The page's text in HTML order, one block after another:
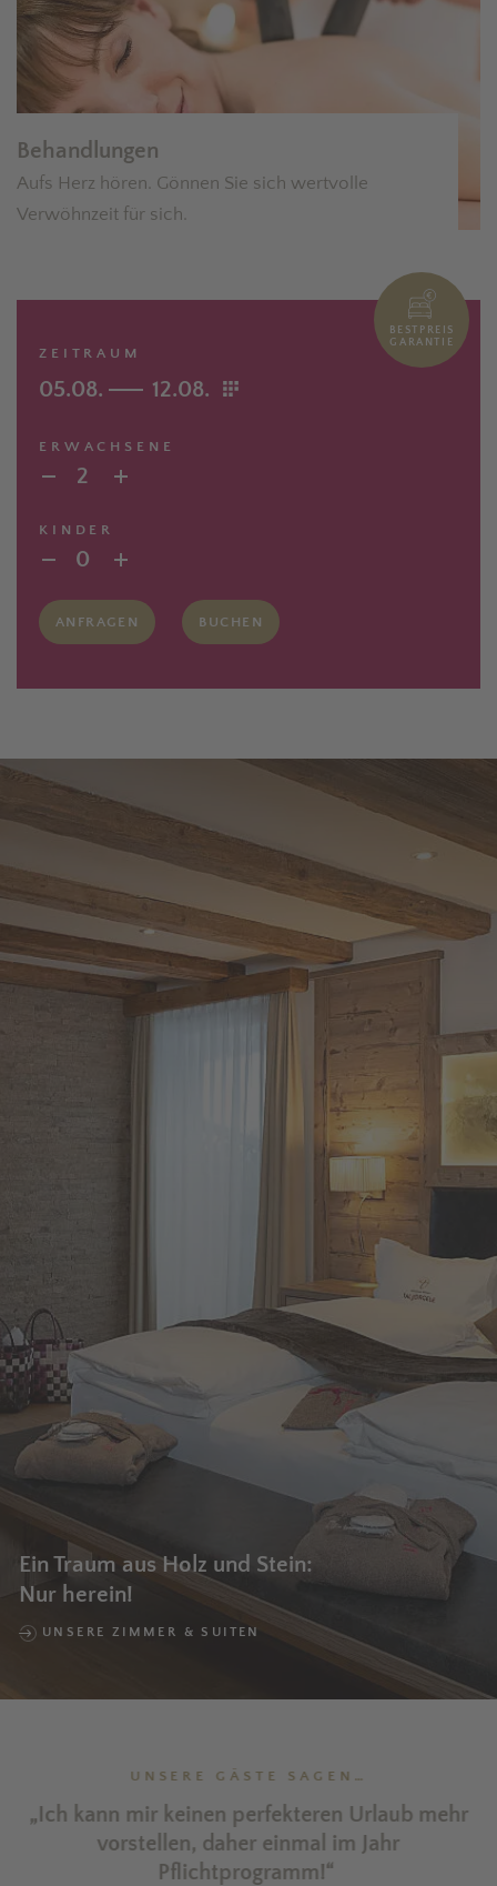
Behandlungen
Aufs Herz hören. Gönnen Sie sich wertvolle
Verwöhnzeit für sich.
BESTPREIS
GARANTIE
ZEITRAUM
05.08. 12.08.
ERWACHSENE
2
KINDER
0
ANFRAGEN BUCHEN
Ein Traum aus Holz und Stein:
Nur herein!
UNSERE ZIMMER & SUITEN
UNSERE GÄSTE SAGEN…
„Ich kann mir keinen perfekteren Urlaub mehr
vorstellen, daher einmal im Jahr
Pflichtprogramm!“